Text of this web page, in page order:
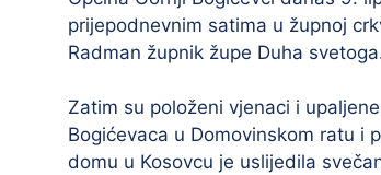
prijepodnevnim satima u župnoj
Radman župnik župe Duha
Zatim su položeni vjenaci i
Bogićevaca u Domovinskom ratu i
domu u Kosovcu je uslijedila